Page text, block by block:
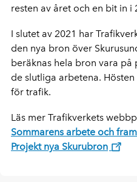
resten av året och en bit in i
I slutet av 2021 har
den nya bron över
beräknas hela bron vara
de slutliga arbetena.
för trafik.
Läs mer Trafikverkets
Sommarens arbete och
Projekt nya Skurubron